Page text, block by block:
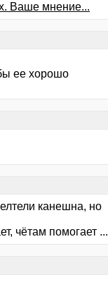
Ваше мнение...
ее хорошо
канешна, но
чётам помогает ...